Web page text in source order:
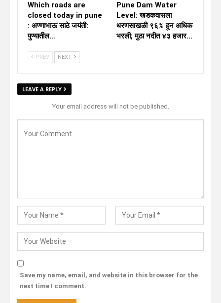
Which roads are
closed today in pune
: अण्णाभाऊ साठे जयंती:
पुण्यातील…
Pune Dam Water
Level: खडकवासला
धरणसाखळी ९६% हून अधिक
भरली; मुठा नदीत ४३ हजार…
PREV NEXT
LEAVE A REPLY
Your email address will not be published.
Save my name, email, and website in this browser for the
next time I comment.